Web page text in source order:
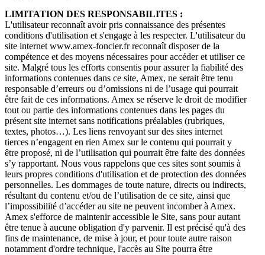
LIMITATION DES RESPONSABILITES :
L'utilisateur reconnaît avoir pris connaissance des présentes
conditions d'utilisation et s'engage à les respecter. L'utilisateur du
site internet www.amex-foncier.fr reconnaît disposer de la
compétence et des moyens nécessaires pour accéder et utiliser ce
site. Malgré tous les efforts consentis pour assurer la fiabilité des
informations contenues dans ce site, Amex, ne serait être tenu
responsable d’erreurs ou d’omissions ni de l’usage qui pourrait
être fait de ces informations. Amex se réserve le droit de modifier
tout ou partie des informations contenues dans les pages du
présent site internet sans notifications préalables (rubriques,
textes, photos…). Les liens renvoyant sur des sites internet
tierces n’engagent en rien Amex sur le contenu qui pourrait y
être proposé, ni de l’utilisation qui pourrait être faite des données
s’y rapportant. Nous vous rappelons que ces sites sont soumis à
leurs propres conditions d'utilisation et de protection des données
personnelles. Les dommages de toute nature, directs ou indirects,
résultant du contenu et/ou de l’utilisation de ce site, ainsi que
l’impossibilité d’accéder au site ne peuvent incomber à Amex.
Amex s'efforce de maintenir accessible le Site, sans pour autant
être tenue à aucune obligation d'y parvenir. Il est précisé qu'à des
fins de maintenance, de mise à jour, et pour toute autre raison
notamment d'ordre technique, l'accès au Site pourra être